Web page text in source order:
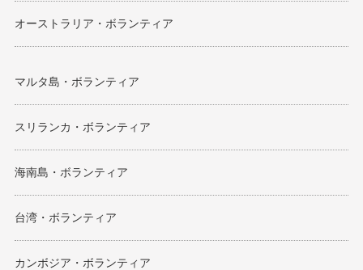
オーストラリア・ボランティア
マルタ島・ボランティア
スリランカ・ボランティア
海南島・ボランティア
台湾・ボランティア
カンボジア・ボランティア